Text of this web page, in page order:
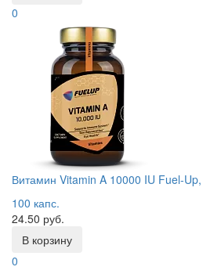
0
Витамин Vitamin A 10000 IU Fuel-
100 капс.
24.50 руб.
В корзину
0